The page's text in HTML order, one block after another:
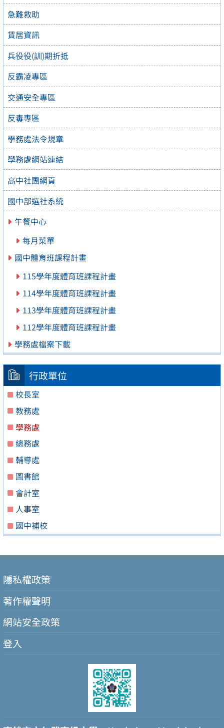
急難救助
賃居資訊
兵役役(訓)期折抵
反霸凌專區
交通安全專區
反毒專區
學務處法令規章
學務處網站連結
高中社團網頁
國中部選社系統
午餐中心
每月菜單
國中體育班課程計畫
115學年度體育班課程計畫
114學年度體育班課程計畫
113學年度體育班課程計畫
112學年度體育班課程計畫
學務處檔案下載
行政單位
校長室
教務處
學務處
總務處
輔導處
圖書館
會計室
人事室
國中補校
隱私權政策
著作權聲明
網站安全政策
登入